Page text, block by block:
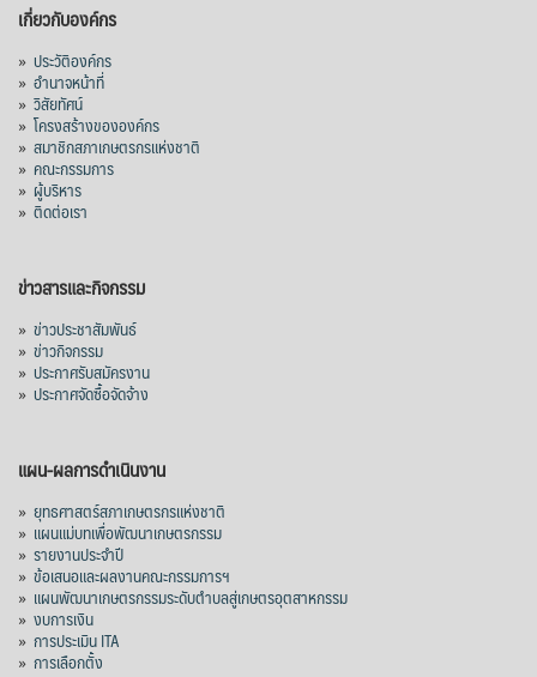
เกี่ยวกับองค์กร
» ประวัติองค์กร
» อำนาจหน้าที่
» วิสัยทัศน์
» โครงสร้างขององค์กร
» สมาชิกสภาเกษตรกรแห่งชาติ
» คณะกรรมการ
» ผู้บริหาร
» ติดต่อเรา
ข่าวสารและกิจกรรม
» ข่าวประชาสัมพันธ์
» ข่าวกิจกรรม
» ประกาศรับสมัครงาน
» ประกาศจัดซื้อจัดจ้าง
แผน-ผลการดำเนินงาน
» ยุทธศาสตร์สภาเกษตรกรแห่งชาติ
» แผนแม่บทเพื่อพัฒนาเกษตรกรรม
» รายงานประจำปี
» ข้อเสนอและผลงานคณะกรรมการฯ
» แผนพัฒนาเกษตรกรรมระดับตำบลสู่เกษตรอุตสาหกรรม
» งบการเงิน
» การประเมิน ITA
» การเลือกตั้ง